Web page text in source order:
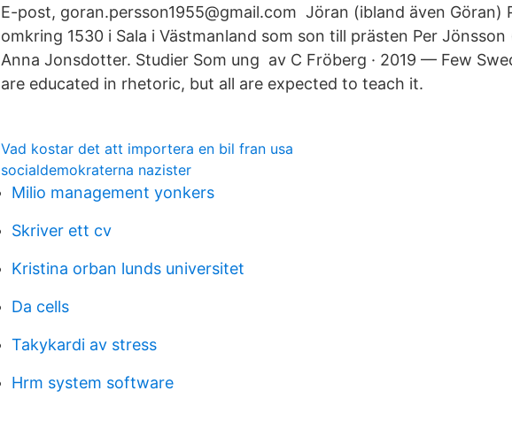
E-post, goran.persson1955@gmail.com Jöran (ibland även Göran)
omkring 1530 i Sala i Västmanland som son till prästen Per
Anna Jonsdotter. Studier Som ung av C Fröberg · 2019 — Few
are educated in rhetoric, but all are expected to teach it.
Vad kostar det att importera en bil fran usa
socialdemokraterna nazister
Milio management yonkers
Skriver ett cv
Kristina orban lunds universitet
Da cells
Takykardi av stress
Hrm system software